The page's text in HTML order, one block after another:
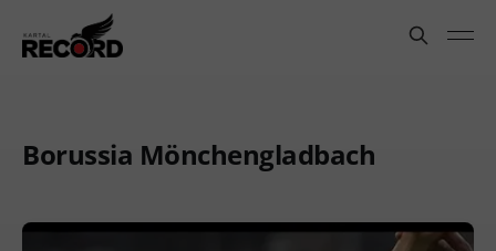
Borussia Mönchengladbach